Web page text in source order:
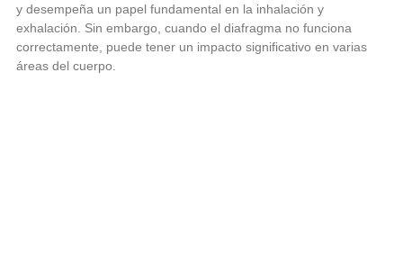
y desempeña un papel fundamental en la inhalación y
exhalación. Sin embargo, cuando el diafragma no funciona
correctamente, puede tener un impacto significativo en varias
áreas del cuerpo.